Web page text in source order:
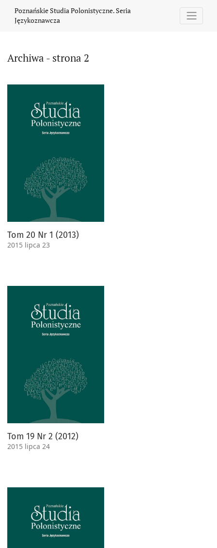
Poznańskie Studia Polonistyczne. Seria
Językoznawcza
Archiwa - strona 2
Tom 20 Nr 1 (2013)
2015 lipca 23
Tom 19 Nr 2 (2012)
2015 lipca 24